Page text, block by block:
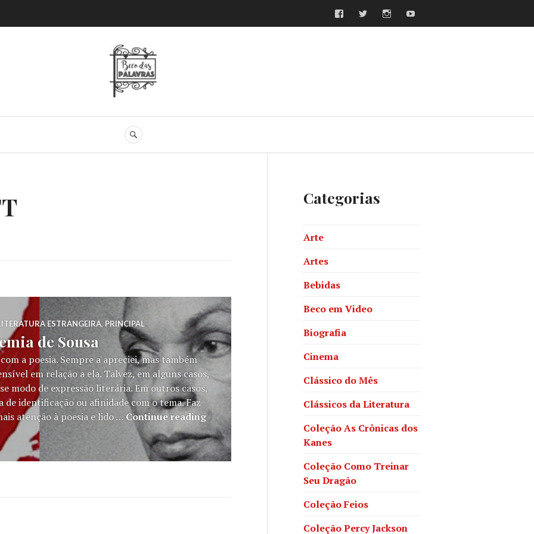
FacebookTwitterInstagram
Beco das Palavras
SEARCH
ESTRANGEIRA, PRINCIPAL
de Sousa
a poesia. Sempre a apreciei, mas também
em relação a ela. Talvez, em alguns casos,
modo de expressão literária. Em outros casos,
identificação ou afinidade com o tema. Faz
atenção à poesia e lido …Continue readingSangue Negro – Noemia de Sousa
Categorias
Arte
Artes
Bebidas
Beco em Video
Biografia
Cinema
Clássico do Mês
Clássicos da Literatura
Coleção As Crônicas dos
Kanes
Coleção Como Treinar
Seu Dragão
Coleção Feios
Coleção Percy Jackson